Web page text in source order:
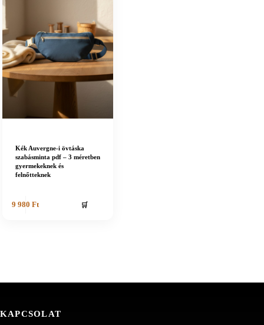
Kék Auvergne-i övtáska
szabásminta pdf – 3 méretben
gyermekeknek és
felnőtteknek
9 980Ft 🛒
KAPCSOLAT